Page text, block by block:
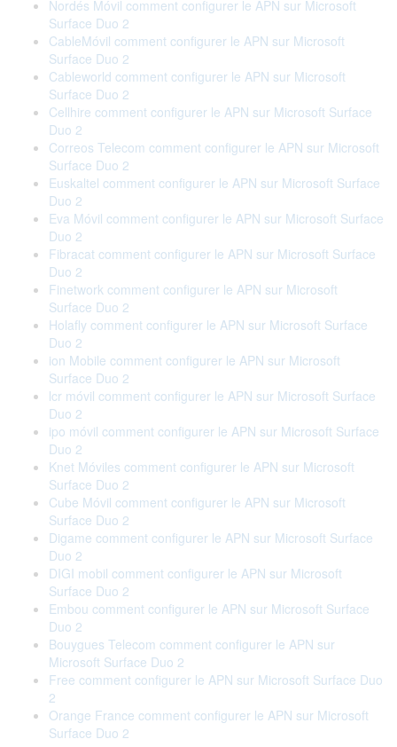
Nordés Móvil comment configurer le APN sur Microsoft
Surface Duo 2
CableMóvil comment configurer le APN sur Microsoft
Surface Duo 2
Cableworld comment configurer le APN sur Microsoft
Surface Duo 2
Cellhire comment configurer le APN sur Microsoft Surface
Duo 2
Correos Telecom comment configurer le APN sur Microsoft
Surface Duo 2
Euskaltel comment configurer le APN sur Microsoft Surface
Duo 2
Eva Móvil comment configurer le APN sur Microsoft Surface
Duo 2
Fibracat comment configurer le APN sur Microsoft Surface
Duo 2
Finetwork comment configurer le APN sur Microsoft
Surface Duo 2
Holafly comment configurer le APN sur Microsoft Surface
Duo 2
ion Mobile comment configurer le APN sur Microsoft
Surface Duo 2
lcr móvil comment configurer le APN sur Microsoft Surface
Duo 2
ipo móvil comment configurer le APN sur Microsoft Surface
Duo 2
Knet Móviles comment configurer le APN sur Microsoft
Surface Duo 2
Cube Móvil comment configurer le APN sur Microsoft
Surface Duo 2
Digame comment configurer le APN sur Microsoft Surface
Duo 2
DIGI mobil comment configurer le APN sur Microsoft
Surface Duo 2
Embou comment configurer le APN sur Microsoft Surface
Duo 2
Bouygues Telecom comment configurer le APN sur
Microsoft Surface Duo 2
Free comment configurer le APN sur Microsoft Surface Duo
2
Orange France comment configurer le APN sur Microsoft
Surface Duo 2